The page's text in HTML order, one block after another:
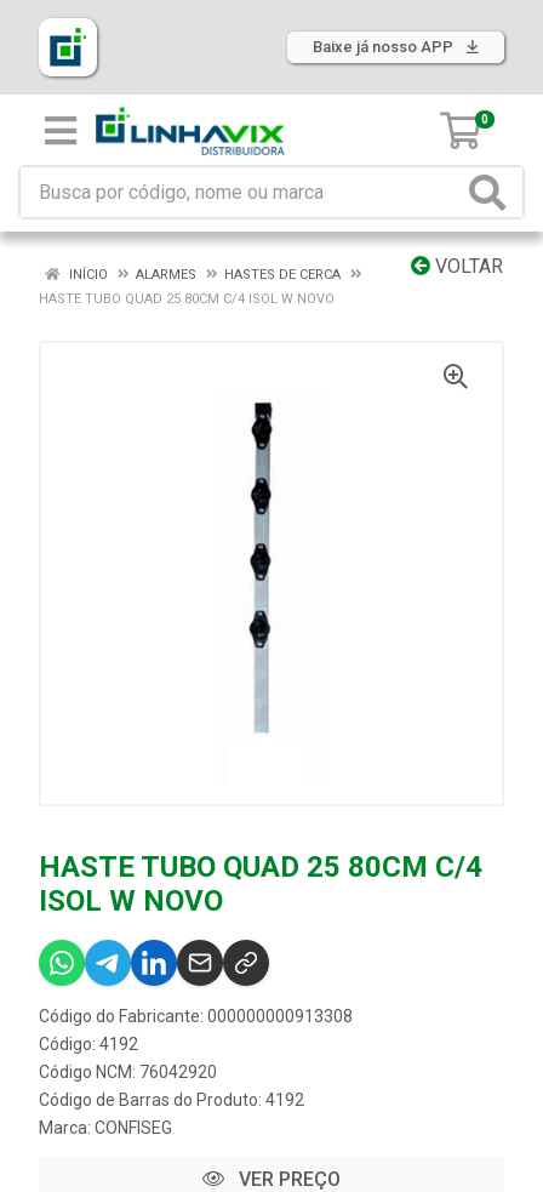
Baixe já nosso APP
0
VOLTAR
INÍCIO ALARMES
HASTES DE CERCA
HASTE TUBO QUAD 25 80CM C/4 ISOL W NOVO
HASTE TUBO QUAD 25 80CM C/4
ISOL W NOVO
Código do Fabricante: 000000000913308
Código: 4192
Código NCM: 76042920
Código de Barras do Produto: 4192
Marca: CONFISEG
VER PREÇO